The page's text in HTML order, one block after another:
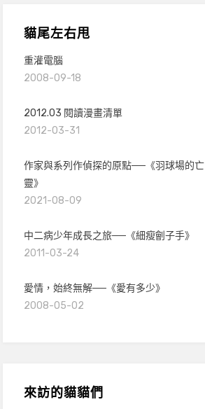
貓尾左右甩
重灌電腦
2008-09-18
2012.03 閱讀漫畫清單
2012-03-31
作家與系列作偵探的原點──《羽球場的亡
靈》
2021-08-09
中二病少年成長之旅──《細瘦劊子手》
2011-03-24
愛情，始終無解──《愛有多少》
2008-05-02
來訪的貓貓們